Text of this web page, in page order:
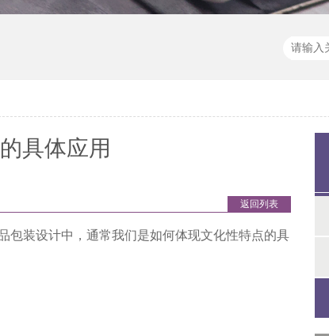
具体应用
返回列表
包装设计中，通常我们是如何体现文化性特点的具